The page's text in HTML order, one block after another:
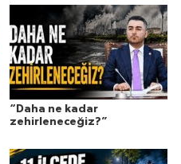
“Daha ne kadar
zehirleneceğiz?”